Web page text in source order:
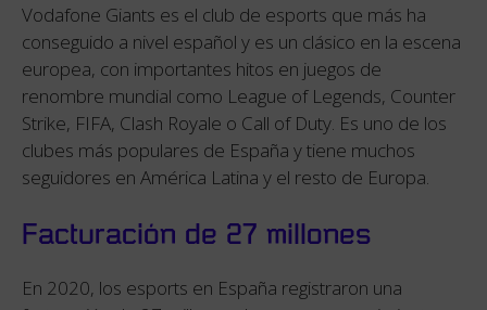
Vodafone Giants es el club de esports que más ha
conseguido a nivel español y es un clásico en la escena
europea, con importantes hitos en juegos de
renombre mundial como League of Legends, Counter
Strike, FIFA, Clash Royale o Call of Duty. Es uno de los
clubes más populares de España y tiene muchos
seguidores en América Latina y el resto de Europa.
Facturación de 27 millones
En 2020, los esports en España registraron una